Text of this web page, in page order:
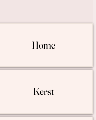
Home
Kerst